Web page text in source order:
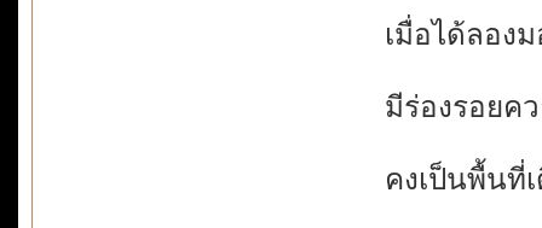
เมื่อได้ลอง
มีร่องรอยค
คงเป็นพื้นที่